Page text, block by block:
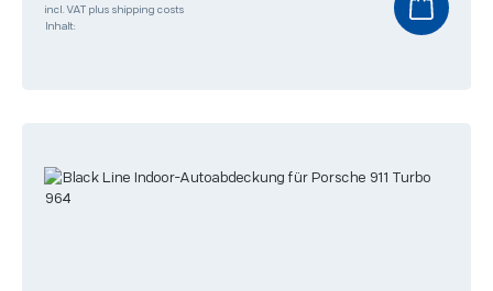
incl. VAT plus shipping costs
Inhalt: